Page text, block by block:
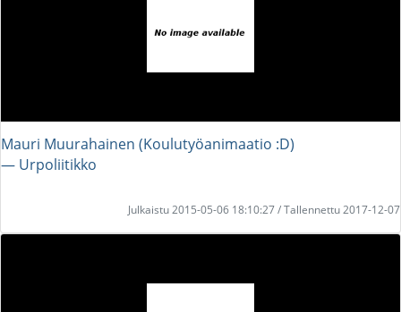
Mauri Muurahainen (Koulutyöanimaatio :D)
― Urpoliitikko
Julkaistu 2015-05-06 18:10:27 / Tallennettu 2017-12-07